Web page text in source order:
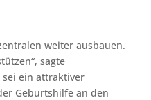
weiter ausbauen.
sagte
sei ein attraktiver
Geburtshilfe an den